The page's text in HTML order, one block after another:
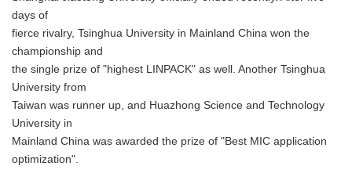
days of
fierce rivalry, Tsinghua University in Mainland China won the
championship and
the single prize of "highest LINPACK" as well. Another Tsinghua
University from
Taiwan was runner up, and Huazhong Science and Technology
University in
Mainland China was awarded the prize of "Best MIC application
optimization".